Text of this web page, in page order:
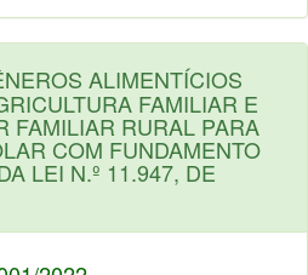
ALIMENTÍCIOS
FAMILIAR E
FAMILIAR RURAL PARA
COM FUNDAMENTO
LEI N.º 11.947, DE